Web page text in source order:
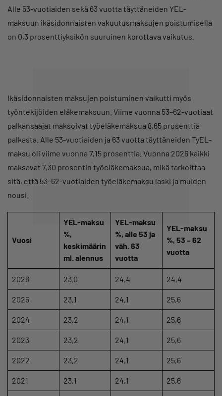
Alle 53-vuotiaiden sekä 63 vuotta täyttäneiden YEL-
maksuun ikäsidonnaisten vakuutusmaksujen poistumisella
on 0,3 prosenttiyksikön suuruinen korottava vaikutus.
Ikäsidonnaisten maksujen poistuminen vaikutti myös
työntekijöiden eläkemaksuun. Viime vuonna 53–62-vuotiaat
palkansaajat maksoivat työeläkemaksua 8,65 prosenttia
palkasta. Alle 53-vuotiaiden ja 63 vuotta täyttäneiden TyEL-
maksu oli viime vuonna 7,15 prosenttia. Vuonna 2026 kaikki
maksavat 7,30 prosentin työeläkemaksua, mikä tarkoittaa
sitä, että 53–62-vuotiaiden työeläkemaksu laski ja muiden
nousi.
Vuosi
YEL-maksu
%,
keskimäärin
ml. alennus
YEL-maksu
%, alle 53 ja
väh. 63
vuotta
YEL-maksu
%, 53 – 62
vuotta
2026 23,0 24,4 24,4
2025 23,1 24,1 25,6
2024 23,2 24,1 25,6
2023 23,2 24,1 25,6
2022 23,2 24,1 25,6
2021 23,1 24,1 25,6